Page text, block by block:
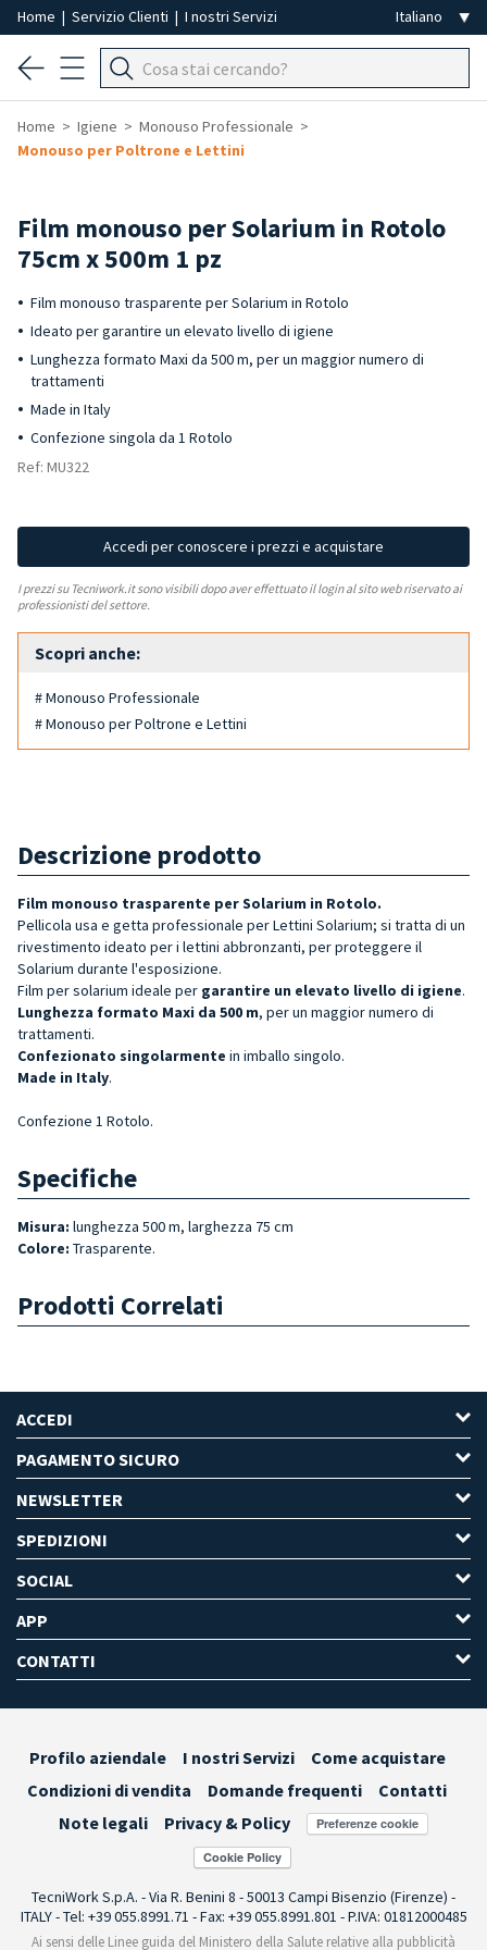
Home | Servizio Clienti | I nostri Servizi
Home Igiene
Monouso Professionale
Monouso per Poltrone e Lettini
Film monouso per Solarium in Rotolo
75cm x 500m 1 pz
Film monouso trasparente per Solarium in Rotolo
Ideato per garantire un elevato livello di igiene
Lunghezza formato Maxi da 500 m, per un maggior numero di
trattamenti
Made in Italy
Confezione singola da 1 Rotolo
Ref: MU322
Accedi per conoscere i prezzi e acquistare
I prezzi su Tecniwork.it sono visibili dopo aver effettuato il login al sito web riservato ai
professionisti del settore.
Scopri anche:
# Monouso Professionale
# Monouso per Poltrone e Lettini
Descrizione prodotto
Film monouso trasparente per Solarium in Rotolo.
Pellicola usa e getta professionale per Lettini Solarium; si tratta di un
rivestimento ideato per i lettini abbronzanti, per proteggere il
Solarium durante l'esposizione.
Film per solarium ideale per garantire un elevato livello di igiene.
Lunghezza formato Maxi da 500 m, per un maggior numero di
trattamenti.
Confezionato singolarmente in imballo singolo.
Made in Italy.
Confezione 1 Rotolo.
Specifiche
Misura: lunghezza 500 m, larghezza 75 cm
Colore: Trasparente.
Prodotti Correlati
ACCEDI
PAGAMENTO SICURO
NEWSLETTER
SPEDIZIONI
SOCIAL
APP
CONTATTI
Profilo aziendale I nostri Servizi
Come acquistare
Condizioni di vendita
Domande frequenti
Contatti
Note legali
Privacy & Policy Preferenze cookie
TecniWork S.p.A. - Via R. Benini 8 - 50013 Campi Bisenzio (Firenze) -
ITALY - Tel: +39 055.8991.71 - Fax: +39 055.8991.801 - P.IVA: 01812000485
Ai sensi delle Linee guida del Ministero della Salute relative alla pubblicità